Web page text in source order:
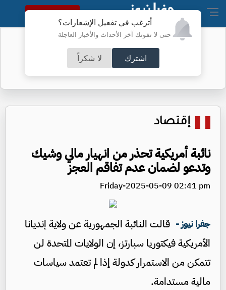
أترغب في تفعيل الإشعارات؟
حتى لا تفوتك آخر الأحداث والأخبار العاجلة
اشترك لا شكراً
النسخة الكاملة
المستقبل
إقتصاد
نائبة أمريكية تحذر من انهيار مالي وشيك
وتدعو لضمان عدم تفاقم العجز
Friday-2025-05-09 02:41 pm
جفرا نيوز - قالت النائبة الجمهورية عن ولاية إنديانا
الأمريكية فيكتوريا سبارتز، إن الولايات المتحدة لن
تتمكن من الاستمرار كدولة إذا لم تعتمد سياسات
مالية مستدامة.